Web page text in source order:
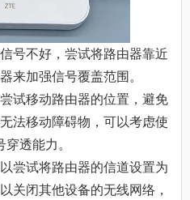
号不好，尝试将路由器靠近
来加强信号覆盖范围。
试移动路由器的位置，避免
法移动障碍物，可以考虑使
透能力。
尝试将路由器的信道设置为
关闭其他设备的无线网络，